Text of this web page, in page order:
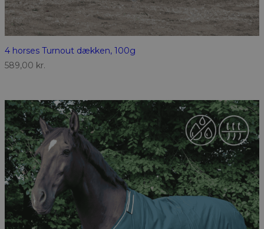
4 horses Turnout dækken, 100g
589,00 kr.